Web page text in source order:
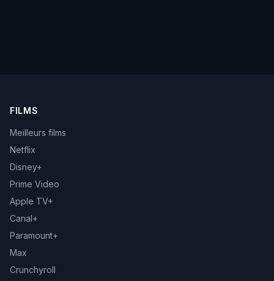
FILMS
Meilleurs films
Netflix
Disney+
Prime Video
Apple TV+
Canal+
Paramount+
Max
Crunchyroll